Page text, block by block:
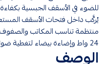
للضوء في الأسقف الجبسية بكفاءة LED احترافية.
منتظمة تناسب المكاتب
24 واط وإضاءة بيضاء لتغطية ضوئية مناسبة.
الوصف